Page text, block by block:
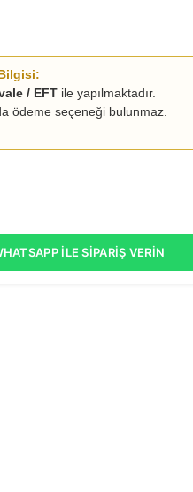
/ EFT ile yapılmaktadır.
ödeme seçeneği bulunmaz.
İLE SIPARIŞ VERIN